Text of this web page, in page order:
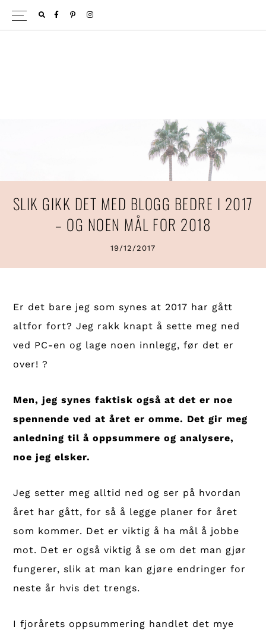
Hopp
til
Hopp
til
FACEBOOK
PINTEREST
INSTAGRAM
SLIK GIKK DET MED BLOGG BEDRE I 2017
– OG NOEN MÅL FOR 2018
19/12/2017
Er det bare jeg som synes at 2017 har gått
altfor fort? Jeg rakk knapt å sette meg ned
ved PC-en og lage noen innlegg, før det er
over! ?
Men, jeg synes faktisk også at det er noe
spennende ved at året er omme. Det gir meg
anledning til å oppsummere og analysere,
noe jeg elsker.
Jeg setter meg alltid ned og ser på hvordan
året har gått, for så å legge planer for året
som kommer. Det er viktig å ha mål å jobbe
mot. Det er også viktig å se om det man gjør
fungerer, slik at man kan gjøre endringer for
neste år hvis det trengs.
I fjorårets oppsummering handlet det mye